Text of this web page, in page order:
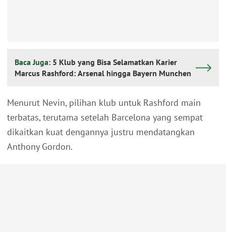
Baca Juga: 5 Klub yang Bisa Selamatkan Karier
Marcus Rashford: Arsenal hingga Bayern Munchen
Menurut Nevin, pilihan klub untuk Rashford main
terbatas, terutama setelah Barcelona yang sempat
dikaitkan kuat dengannya justru mendatangkan
Anthony Gordon.